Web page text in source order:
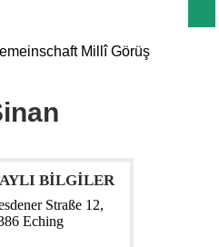
BİLGİLER
Straße 12,
Eching